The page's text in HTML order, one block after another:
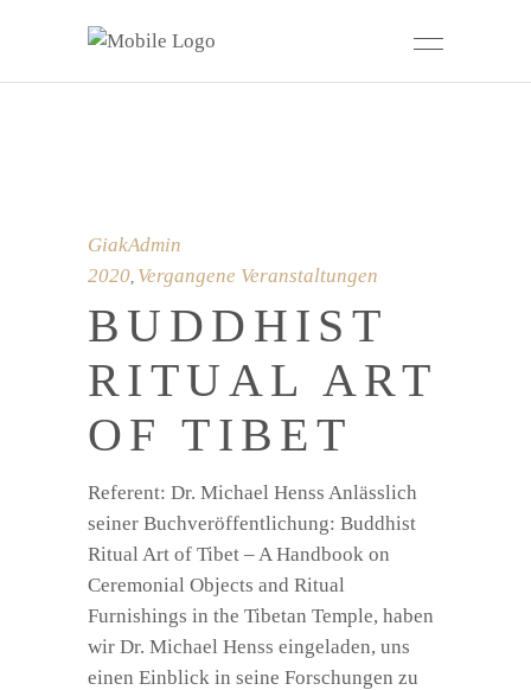
GiakAdmin
2020, Vergangene Veranstaltungen
BUDDHIST
RITUAL ART
OF TIBET
Referent: Dr. Michael Henss Anlässlich
seiner Buchveröffentlichung: Buddhist
Ritual Art of Tibet – A Handbook on
Ceremonial Objects and Ritual
Furnishings in the Tibetan Temple, haben
wir Dr. Michael Henss eingeladen, uns
einen Einblick in seine Forschungen zu